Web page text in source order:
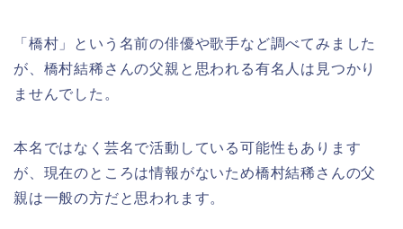
「橋村」という名前の俳優や歌手など調べてみました
が、橋村結稀さんの父親と思われる有名人は見つかり
ませんでした。
本名ではなく芸名で活動している可能性もあります
が、現在のところは情報がないため橋村結稀さんの父
親は一般の方だと思われます。